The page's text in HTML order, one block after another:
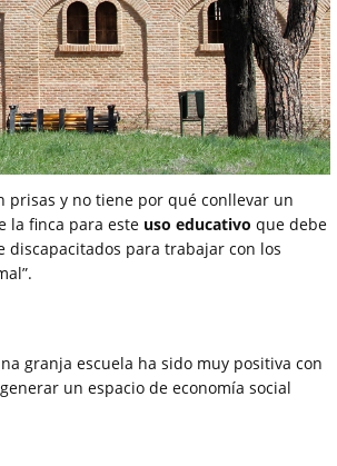
prisas y no tiene por qué conllevar un
la finca para este uso educativo que debe
para trabajar con los
granja escuela ha sido muy positiva con
un espacio de economía social